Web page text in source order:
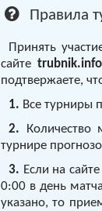
Правила
Принять
сайте trubnik.info
подтвержаете,
1. Все турниры
2. Количество
турнире
3. Если на
0:00 в день
указано, то